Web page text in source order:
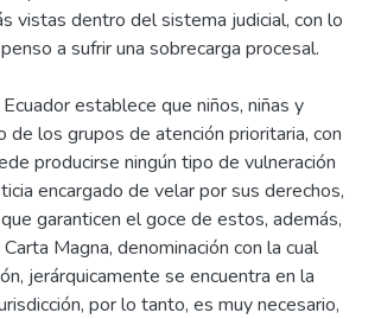
vistas dentro del sistema judicial, con lo
a sufrir una sobrecarga procesal.
establece que niños, niñas y
los grupos de atención prioritaria, con
producirse ningún tipo de vulneración
encargado de velar por sus derechos,
garanticen el goce de estos, además,
Magna, denominación con la cual
jerárquicamente se encuentra en la
por lo tanto, es muy necesario,